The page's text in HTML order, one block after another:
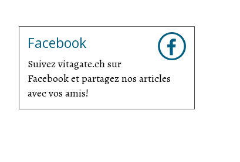
Facebook
Suivez vitagate.ch sur
Facebook et partagez nos articles
avec vos amis!